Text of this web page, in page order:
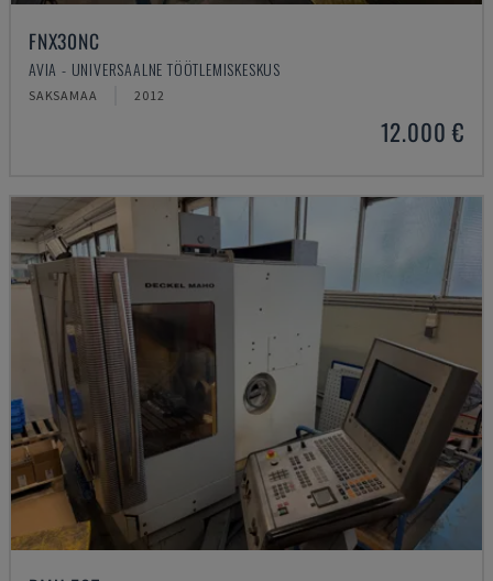
FNX30NC
AVIA - UNIVERSAALNE TÖÖTLEMISKESKUS
SAKSAMAA 2012
12.000 €